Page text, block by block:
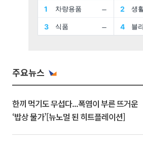
주요뉴스
한끼 먹기도 무섭다...폭염이 부른 뜨거운
‘밥상 물가’[뉴노멀 된 히트플레이션]